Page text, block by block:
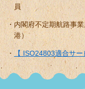
員
内閣府不定期航路事
港）
【 ISO24803適合サー